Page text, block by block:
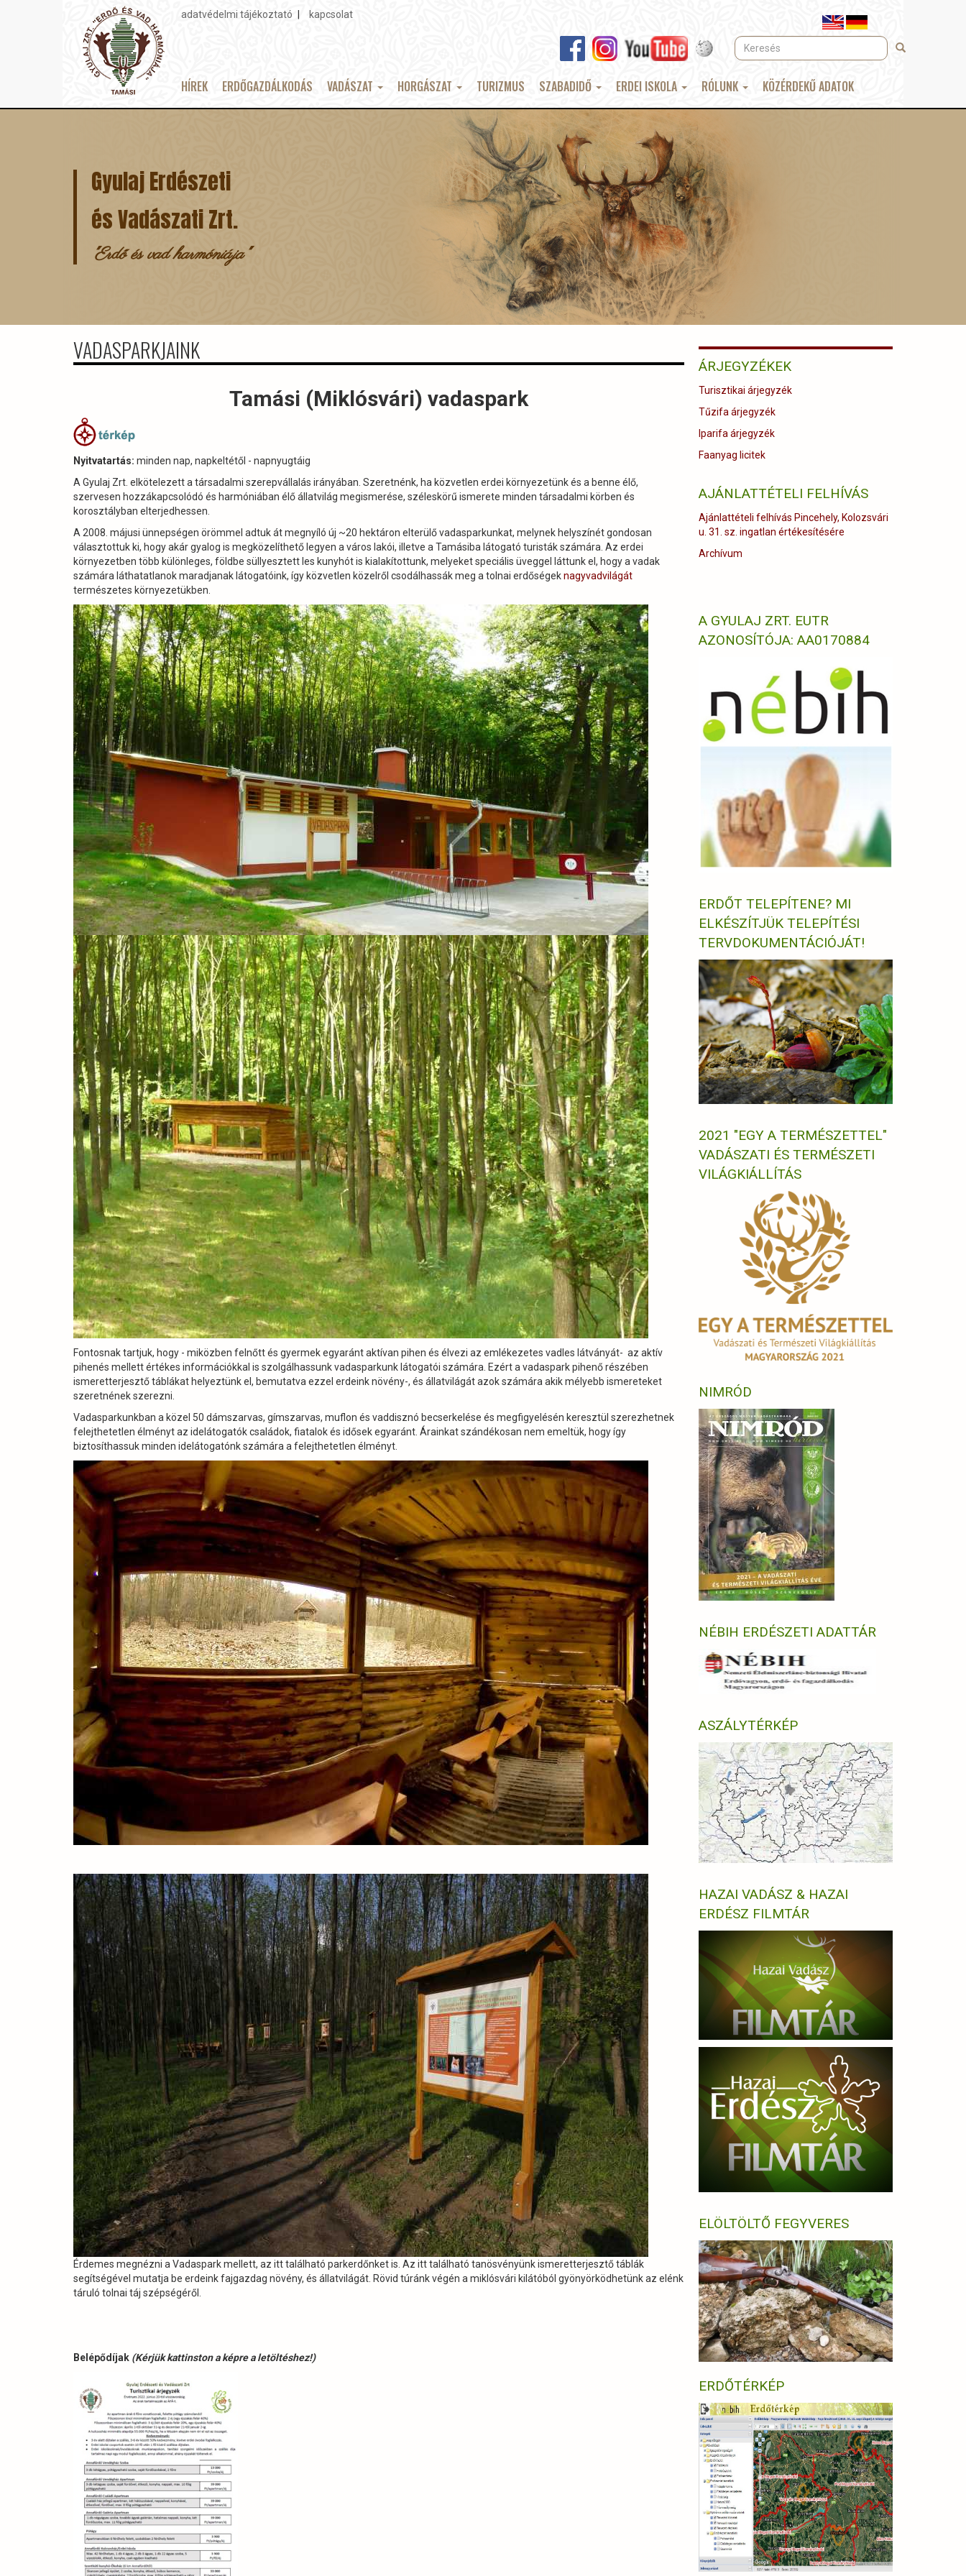
Topmenu
adatvédelmi tájékoztató kapcsolat
Keresés Keresés
Main
HÍREK ERDŐGAZDÁLKODÁS VADÁSZAT HORGÁSZAT TURIZMUS SZABADIDŐ ERDEI ISKOLA RÓLUNK KÖZÉRDEKŰ ADATOK
Gyulaj Erdészeti
és Vadászati Zrt.
"Erdő és vad harmóniája"
VADASPARKJAINK
Tamási (Miklósvári) vadaspark
Nyitvatartás: minden nap, napkeltétől - napnyugtáig
A Gyulaj Zrt. elkötelezett a társadalmi szerepvállalás irányában. Szeretnénk, ha közvetlen erdei környezetünk és a benne élő,
szervesen hozzákapcsolódó és harmóniában élő állatvilág megismerése, széleskörű ismerete minden társadalmi körben és
korosztályban elterjedhessen.
A 2008. májusi ünnepségen örömmel adtuk át megnyíló új ~20 hektáron elterülő vadasparkunkat, melynek helyszínét gondosan
választottuk ki, hogy akár gyalog is megközelíthető legyen a város lakói, illetve a Tamásiba látogató turisták számára. Az erdei
környezetben több különleges, földbe süllyesztett les kunyhót is kialakítottunk, melyeket speciális üveggel láttunk el, hogy a vadak
számára láthatatlanok maradjanak látogatóink, így közvetlen közelről csodálhassák meg a tolnai erdőségeknagyvadvilágát
természetes környezetükben.
Fontosnak tartjuk, hogy - miközben felnőtt és gyermek egyaránt aktívan pihen és élvezi az emlékezetes vadles látványát- az aktív
pihenés mellett értékes információkkal is szolgálhassunk vadasparkunk látogatói számára. Ezért a vadaspark pihenő részében
ismeretterjesztő táblákat helyeztünk el, bemutatva ezzel erdeink növény-, és állatvilágát azok számára akik mélyebb ismereteket
szeretnének szerezni.
Vadasparkunkban a közel 50 dámszarvas, gímszarvas, muflon és vaddisznó becserkelése és megfigyelésén keresztül szerezhetnek
felejthetetlen élményt az idelátogatók családok, fiatalok és idősek egyaránt. Árainkat szándékosan nem emeltük, hogy így
biztosíthassuk minden idelátogatónk számára a felejthetetlen élményt.
Érdemes megnézni a Vadaspark mellett, az itt található parkerdőnket is. Az itt található tanösvényünk ismeretterjesztő táblák
segítségével mutatja be erdeink fajgazdag növény, és állatvilágát. Rövid túránk végén a miklósvári kilátóból gyönyörködhetünk az elénk
táruló tolnai táj szépségéről.
Belépődíjak (Kérjük kattinston a képre a letöltéshez!)
ÁRJEGYZÉKEK
Turisztikai árjegyzék
Tűzifa árjegyzék
Iparifa árjegyzék
Faanyag licitek
AJÁNLATTÉTELI FELHÍVÁS
Ajánlattételi felhívás Pincehely, Kolozsvári
u. 31. sz. ingatlan értékesítésére
Archívum
A GYULAJ ZRT. EUTR
AZONOSÍTÓJA: AA0170884
ERDŐT TELEPÍTENE? MI
ELKÉSZÍTJÜK TELEPÍTÉSI
TERVDOKUMENTÁCIÓJÁT!
2021 "EGY A TERMÉSZETTEL"
VADÁSZATI ÉS TERMÉSZETI
VILÁGKIÁLLÍTÁS
NIMRÓD
NÉBIH ERDÉSZETI ADATTÁR
ASZÁLYTÉRKÉP
HAZAI VADÁSZ & HAZAI
ERDÉSZ FILMTÁR
ELÖLTÖLTŐ FEGYVERES
ERDŐTÉRKÉP